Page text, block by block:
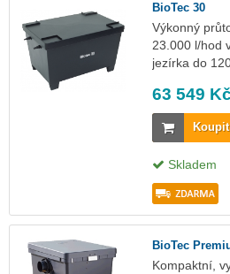
BioTec 30
Výkonný
23.000 l/hod
jezírka do
63 549 Kč
Koupit
Skladem
BioTec
Kompaktní,